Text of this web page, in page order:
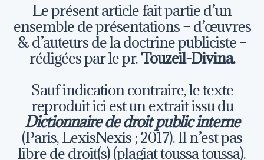
Le présent article fait partie d’un
ensemble de présentations – d’œuvres
& d’auteurs de la doctrine publiciste –
rédigées par le pr.Touzeil-Divina.
Sauf indication contraire, le texte
reproduit ici est un extrait issu du
Dictionnaire de droit public interne
(Paris, LexisNexis ; 2017). Il n’est pas
libre de droit(s) (plagiat toussa toussa).